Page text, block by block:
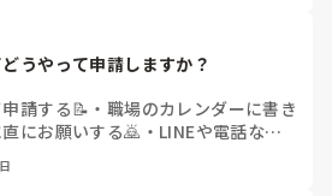
うやって申請しますか？
請する📝 ・ 職場のカレンダーに書き
直にお願いする🙇 ・ LINEや電話など